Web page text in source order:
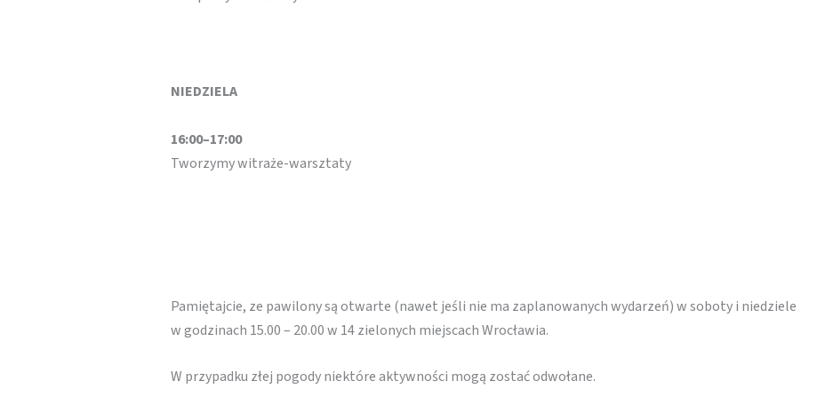
NIEDZIELA
16:00–17:00
Tworzymy witraże-warsztaty
Pamiętajcie, ze pawilony są otwarte (nawet jeśli nie ma zaplanowanych wydarzeń) w soboty i niedziele
w godzinach 15.00 – 20.00 w 14 zielonych miejscach Wrocławia.
W przypadku złej pogody niektóre aktywności mogą zostać odwołane.